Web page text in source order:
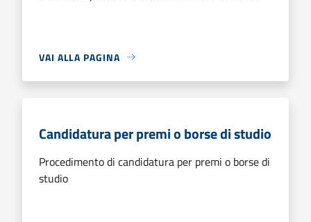
VAI ALLA PAGINA
Candidatura per premi o borse di studio
Procedimento di candidatura per premi o borse di
studio